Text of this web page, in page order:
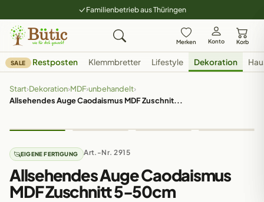
Familienbetrieb aus Thüringen
Merken Konto Korb
SALE Restposten Klemmbretter Lifestyle Dekoration
Start›Dekoration›MDF›unbehandelt›
Allsehendes Auge Caodaismus MDF Zuschnit...
EIGENE FERTIGUNG Art.-Nr. 2915
Allsehendes Auge Caodaismus
MDF Zuschnitt 5-50cm